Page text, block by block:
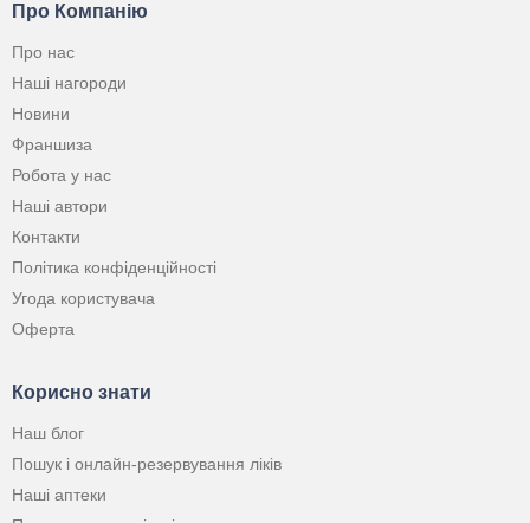
Про Компанію
Про нас
Наші нагороди
Новини
Франшиза
Робота у нас
Наші автори
Контакти
Політика конфіденційності
Угода користувача
Оферта
Корисно знати
Наш блог
Пошук і онлайн-резервування ліків
Наші аптеки